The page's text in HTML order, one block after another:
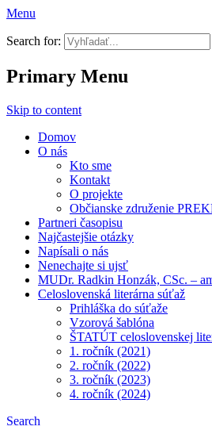
Menu
Prekroč svoj tieň
Search for:
Primary Menu
Skip to content
Domov
O nás
Kto sme
Kontakt
O projekte
Občianske združenie
Partneri časopisu
Najčastejšie otázky
Napísali o nás
Nenechajte si ujsť
MUDr. Radkin Honzák, CSc. –
Celoslovenská literárna súťaž
Prihláška do súťaže
Vzorová šablóna
ŠTATÚT celoslovenskej
1. ročník (2021)
2. ročník (2022)
3. ročník (2023)
4. ročník (2024)
Search